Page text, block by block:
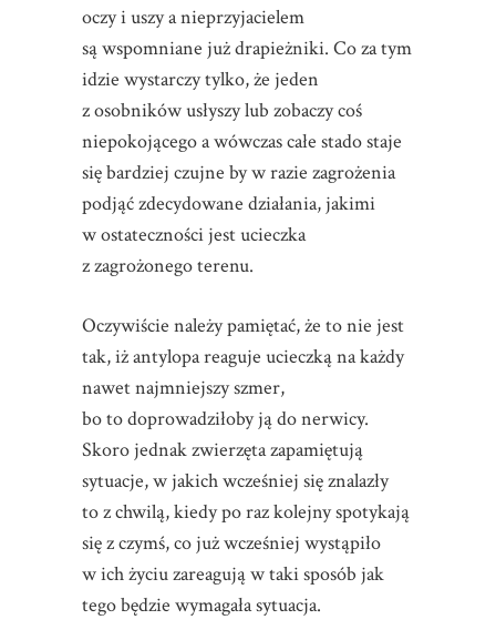
oczy i uszy a nieprzyjacielem
są wspomniane już drapieżniki. Co za tym
idzie wystarczy tylko, że jeden
z osobników usłyszy lub zobaczy coś
niepokojącego a wówczas całe stado staje
się bardziej czujne by w razie zagrożenia
podjąć zdecydowane działania, jakimi
w ostateczności jest ucieczka
z zagrożonego terenu.
Oczywiście należy pamiętać, że to nie jest
tak, iż antylopa reaguje ucieczką na każdy
nawet najmniejszy szmer,
bo to doprowadziłoby ją do nerwicy.
Skoro jednak zwierzęta zapamiętują
sytuacje, w jakich wcześniej się znalazły
to z chwilą, kiedy po raz kolejny spotykają
się z czymś, co już wcześniej wystąpiło
w ich życiu zareagują w taki sposób jak
tego będzie wymagała sytuacja.